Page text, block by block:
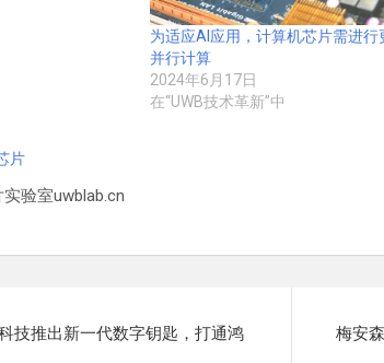
为适应AI应用，计算机芯片需进行
并行计算
2024年6月17日
在“UWB技术革新”中
片
验室uwblab.cn
技推出新一代数字钥匙，打通鸿
梅安